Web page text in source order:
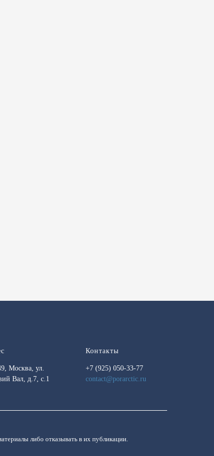
Москва, ул.
Вал, д.7, с.1
Контакты
+7 (925) 050-33-77
contact@porarctic.ru
либо отказывать в их публикации.